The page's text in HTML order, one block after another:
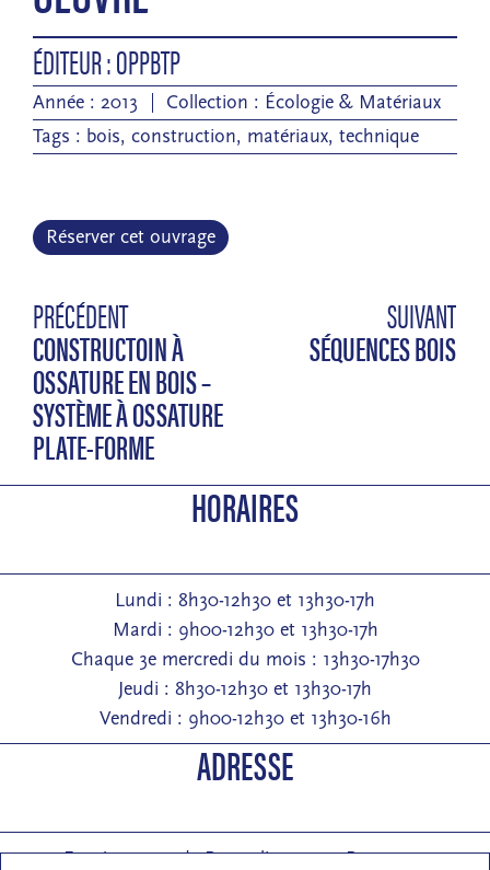
ÉDITEUR : OPPBTP
Année : 2013 Collection : Écologie & Matériaux
Tags : bois, construction, matériaux, technique
Réserver cet ouvrage
PRÉCÉDENT
CONSTRUCTOIN À
OSSATURE EN BOIS –
SYSTÈME À OSSATURE
PLATE-FORME
SUIVANT
SÉQUENCES BOIS
HORAIRES
Lundi : 8h30-12h30 et 13h30-17h
Mardi : 9h00-12h30 et 13h30-17h
Chaque 3e mercredi du mois : 13h30-17h30
Jeudi : 8h30-12h30 et 13h30-17h
Vendredi : 9h00-12h30 et 13h30-16h
ADRESSE
Entrée : 2 rue de Pontarlier 25000 Besançon